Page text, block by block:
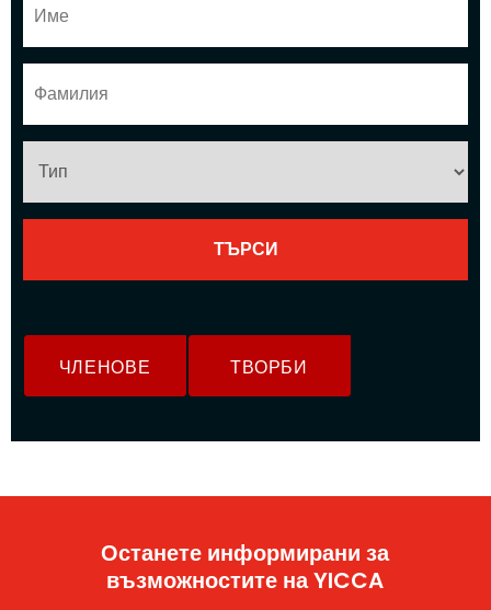
ЧЛЕНОВЕ ТВОРБИ
Останете информирани за
възможностите на YICCA